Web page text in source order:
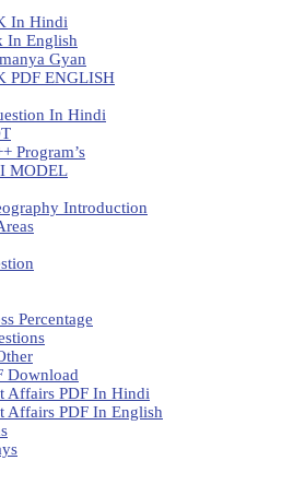
In Hindi
In English
Gyan
PDF ENGLISH
In Hindi
Program’s
MODEL
Introduction
Percentage
Download
Affairs PDF In Hindi
Affairs PDF In English